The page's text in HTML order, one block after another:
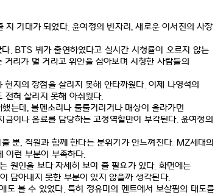
지 기대가 되었다.윤여정의 빈자리,새로운 이서진의 사장
다. BTS 뷔가 출연하였다고 실시간 시청률이 오르지 않는
리가 멀 거라고 위안을 삼아보며 시청한 사람들의
현지의 장점을 살리지 못해 안타까웠다.이제 나영석의
전혀 살리지 못해 아쉬웠다.
는데,볼멘소리나 툴툴거리거나 매상이 올라가면
금이나 음료를 담당하는 고정역할만이 부각된다. 윤여정의
뿐, 직원과 함께 한다는 분위기가 안느껴진다. MZ세대의
이런 부분이 부족하다.
원인을 보다 자세히 보여 줄 필요가 있다. 화면에는
담아내지 못한 부분이 있지 않을까 생각된다.
도 볼 수 있었다. 특히 정유미의 멘트에서 보살핌의 태도를